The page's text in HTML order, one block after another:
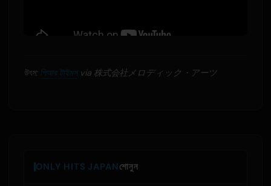
উৎস: পিআর টাইমসvia 株式会社メロディック・アーツ
ONLY HITS JAPANশোনুন